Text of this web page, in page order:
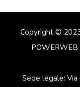
Copyright ©
POWERWEB
Sede legale: